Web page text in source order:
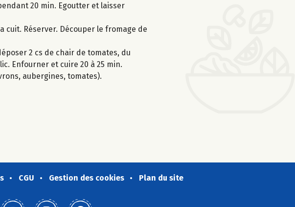
20 min. Egoutter et laisser
Réserver. Découper le fromage de
2 cs de chair de tomates, du
Enfourner et cuire 20 à 25 min.
aubergines, tomates).
CGU Gestion des cookies Plan du site